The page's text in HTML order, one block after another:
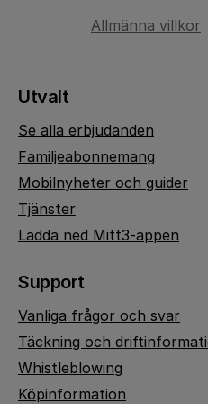
Allmänna villkor
Utvalt
Se alla erbjudanden
Familjeabonnemang
Mobilnyheter och guider
Tjänster
Ladda ned Mitt3-appen
Support
Vanliga frågor och svar
Täckning och
Whistleblowing
Köpinformation